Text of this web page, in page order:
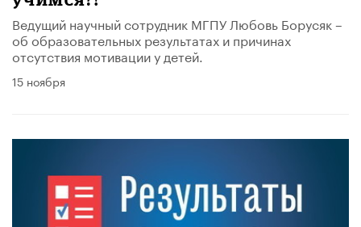
Ведущий научный сотрудник МГПУ Любовь Борусяк –
об образовательных результатах и причинах
отсутствия мотивации у детей.
15 ноября